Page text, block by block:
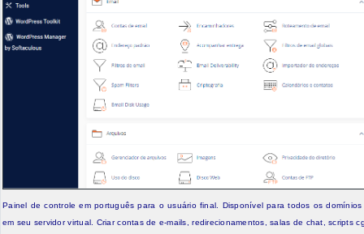
Painel de controle em português para o usuário final. Disponível para todos os domínios
em seu servidor virtual. Criar contas de e-mails, redirecionamentos, salas de chat, scripts